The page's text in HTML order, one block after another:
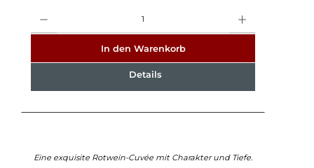
In den Warenkorb
Details
Eine exquisite Rotwein-Cuvée mit Charakter und Tiefe.